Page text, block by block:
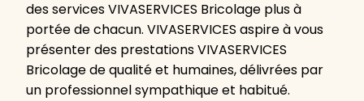
des services VIVASERVICES Bricolage plus à
portée de chacun. VIVASERVICES aspire à vous
présenter des prestations VIVASERVICES
Bricolage de qualité et humaines, délivrées par
un professionnel sympathique et habitué.